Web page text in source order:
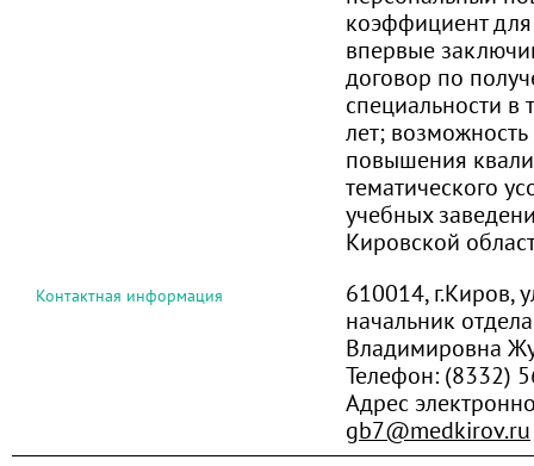
коэффициент
впервые
договор по
специальности в
лет;
повышения
тематического
учебных
Кировской
Контактная информация
610014, г.Киров,
начальник
Владимировна
Телефон: (8332)
Адрес
gb7@medkirov.ru